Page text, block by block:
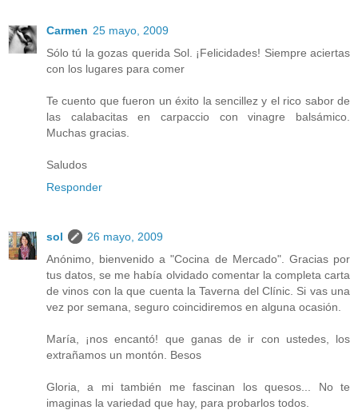
Carmen 25 mayo, 2009
Sólo tú la gozas querida Sol. ¡Felicidades! Siempre aciertas
con los lugares para comer
Te cuento que fueron un éxito la sencillez y el rico sabor de
las calabacitas en carpaccio con vinagre balsámico.
Muchas gracias.
Saludos
Responder
sol
26 mayo, 2009
Anónimo, bienvenido a "Cocina de Mercado". Gracias por
tus datos, se me había olvidado comentar la completa carta
de vinos con la que cuenta la Taverna del Clínic. Si vas una
vez por semana, seguro coincidiremos en alguna ocasión.
María, ¡nos encantó! que ganas de ir con ustedes, los
extrañamos un montón. Besos
Gloria, a mi también me fascinan los quesos... No te
imaginas la variedad que hay, para probarlos todos.